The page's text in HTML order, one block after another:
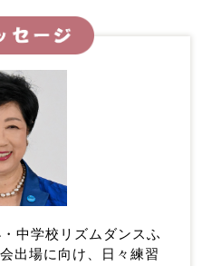
中学校リズムダンスふ
出場に向け、日々練習